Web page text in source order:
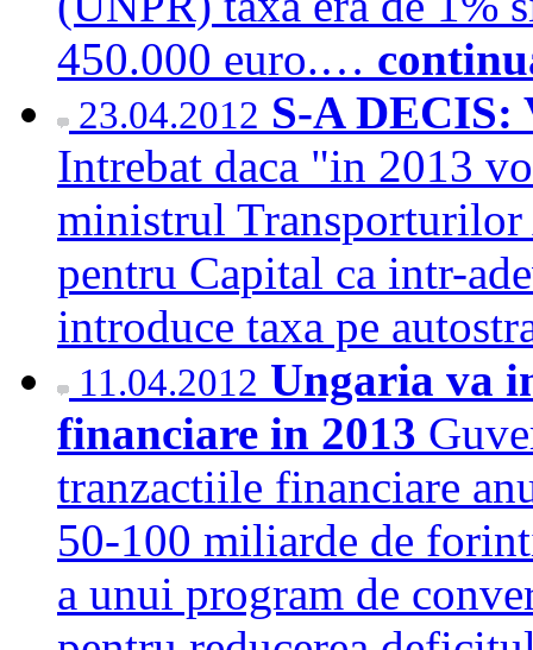
450.000 euro.…
23.04.2012 S-A DECIS:
Intrebat daca "in 2013
ministrul Transporturilor
pentru Capital ca intr-
introduce taxa pe
11.04.2012 Ungaria va
financiare in 2013
tranzactiile financiare
50-100 miliarde de
a unui program de